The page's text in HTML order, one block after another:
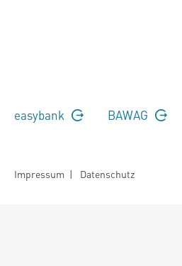
easybank BAWAG
Impressum | Datenschutz